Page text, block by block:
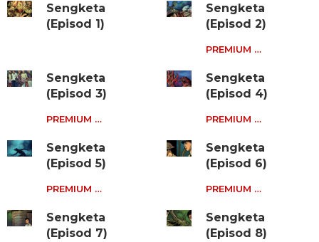
Sengketa
(Episod 1)
Sengketa
(Episod 2)
PREMIUM …
Sengketa
(Episod 3)
PREMIUM …
Sengketa
(Episod 4)
PREMIUM …
Sengketa
(Episod 5)
PREMIUM …
Sengketa
(Episod 6)
PREMIUM …
Sengketa
(Episod 7)
Sengketa
(Episod 8)